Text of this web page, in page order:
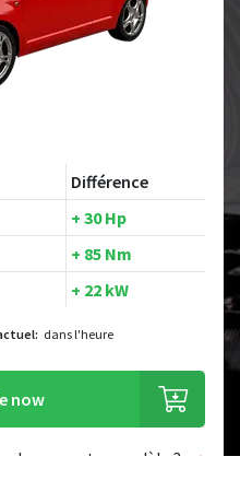
Différence
+ 30 Hp
+ 85 Nm
+ 22 kW
dans l'heure
now
un autre modèle ?